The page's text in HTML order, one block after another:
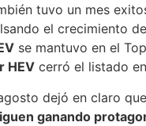
tuvo un mes
el crecimiento
se mantuvo en el
HEV cerró el listado
dejó en claro
ganando